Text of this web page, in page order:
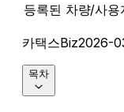
등록된 차량/사
카택스Biz2026-
목차